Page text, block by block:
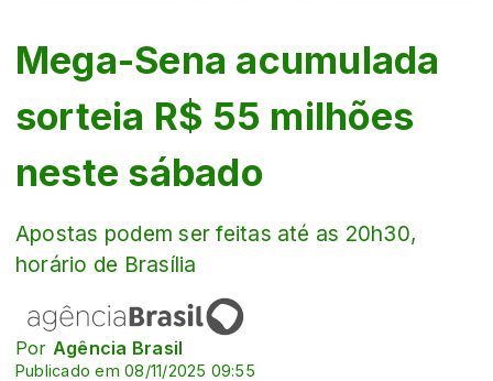
Mega-Sena acumulada
sorteia R$ 55 milhões
neste sábado
Apostas podem ser feitas até as 20h30,
horário de Brasília
Por Agência Brasil
Publicado em 08/11/2025 09:55